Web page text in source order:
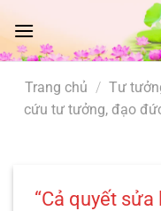
đến
nội
Trang chủ / Tư
cứu tư tưởng, đạo
“Cả quyết sửa